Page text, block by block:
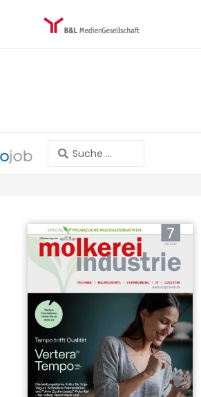
Search
...